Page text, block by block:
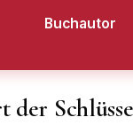
Buchautor
der